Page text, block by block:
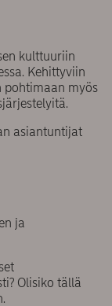
kulttuuriin
Kehittyviin
pohtimaan myös
asiantuntijat
ja
Olisiko tällä